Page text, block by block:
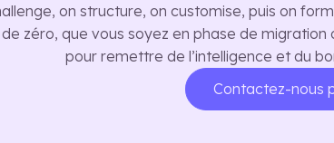
on structure, on customise, puis on
zéro, que vous soyez en phase de
pour remettre de l’intelligence et du
Contactez-nous